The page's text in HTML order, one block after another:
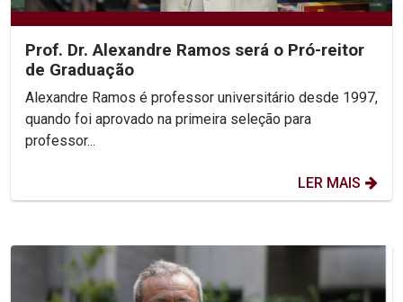
Prof. Dr. Alexandre Ramos será o Pró-reitor
de Graduação
Alexandre Ramos é professor universitário desde 1997,
quando foi aprovado na primeira seleção para
professor...
LER MAIS